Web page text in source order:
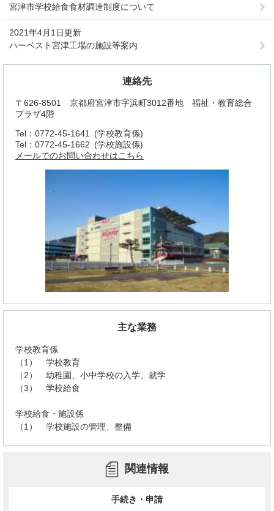
宮津市学校給食食材調達制度について
2021年4月1日更新
ハーベスト宮津工場の施設等案内
連絡先
〒626-8501 京都府宮津市字浜町3012番地 福祉・教育総合
プラザ4階
Tel：0772-45-1641
学校教育係
Tel：0772-45-1662
学校施設係
メールでのお問い合わせはこちら
主な業務
学校教育係
（1） 学校教育
（2） 幼稚園、小中学校の入学、就学
（3） 学校給食
学校給食・施設係
（1） 学校施設の管理、整備
関連情報
手続き・申請